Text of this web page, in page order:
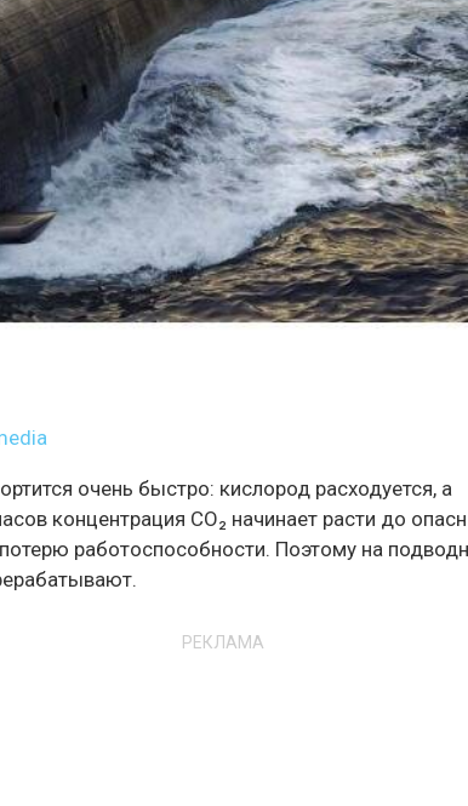
очень быстро: кислород расходуется, а
концентрация CO₂ начинает расти до
работоспособности. Поэтому на
РЕКЛАМА